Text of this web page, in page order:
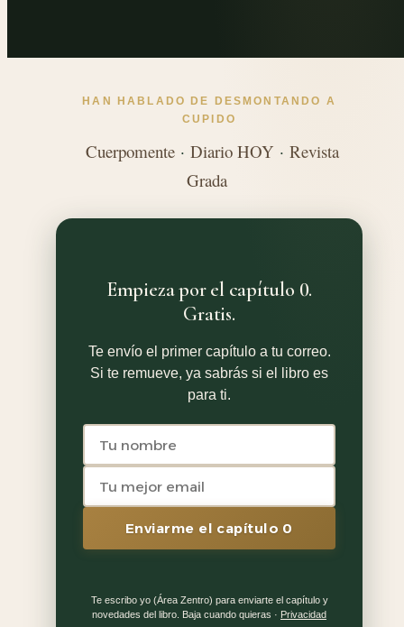
HAN HABLADO DE DESMONTANDO A
CUPIDO
Cuerpomente · Diario HOY · Revista
Grada
Empieza por el capítulo 0.
Gratis.
Te envío el primer capítulo a tu correo.
Si te remueve, ya sabrás si el libro es
para ti.
Enviarme el capítulo 0
Te escribo yo (Área Zentro) para enviarte el capítulo y
novedades del libro. Baja cuando quieras · Privacidad